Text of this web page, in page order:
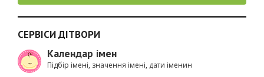
СЕРВІСИ ДІТВОРИ
Календар імен
Підбір імені, значення імені, дати іменин